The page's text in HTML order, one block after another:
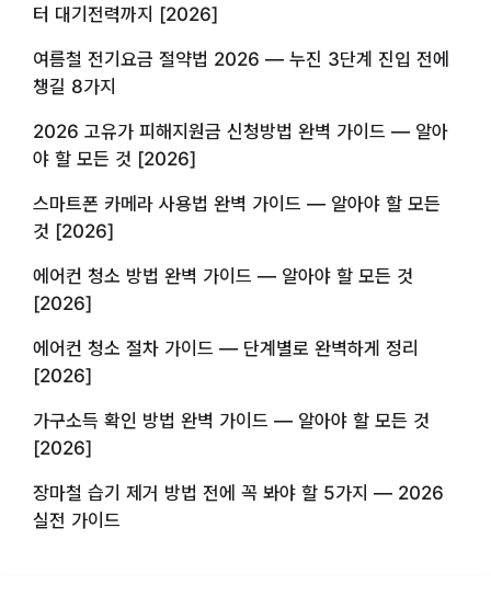
터 대기전력까지 [2026]
여름철 전기요금 절약법 2026 — 누진 3단계 진입 전에
챙길 8가지
2026 고유가 피해지원금 신청방법 완벽 가이드 — 알아
야 할 모든 것 [2026]
스마트폰 카메라 사용법 완벽 가이드 — 알아야 할 모든
것 [2026]
에어컨 청소 방법 완벽 가이드 — 알아야 할 모든 것
[2026]
에어컨 청소 절차 가이드 — 단계별로 완벽하게 정리
[2026]
가구소득 확인 방법 완벽 가이드 — 알아야 할 모든 것
[2026]
장마철 습기 제거 방법 전에 꼭 봐야 할 5가지 — 2026
실전 가이드